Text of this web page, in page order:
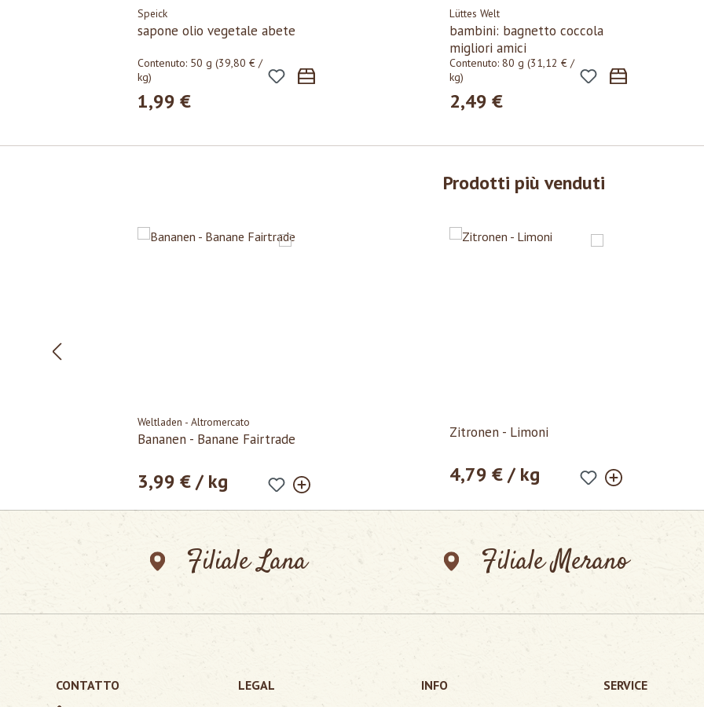
Speick
sapone olio vegetale abete
Contenuto: 50 g(39,80 € /
kg)
Prezzo normale:
1,99 €
Lüttes Welt
bambini: bagnetto coccola
migliori amici
Contenuto: 80 g (31,12 € /
kg)
Prezzo normale:
2,49 €
Prodotti più venduti
Weltladen - Altromercato
Bananen - Banane Fairtrade
Prezzo normale:
3,99 € / kg
Zitronen - Limoni
Prezzo normale:
4,79 € / kg
Filiale Lana Filiale Merano
CONTATTO LEGAL INFO SERVICE